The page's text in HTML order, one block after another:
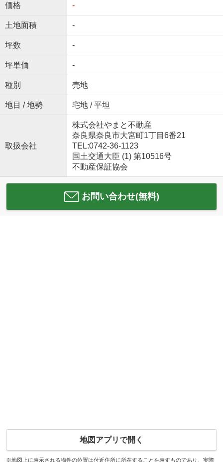
価格 -
土地面積 -
坪数 -
坪単価 -
種別 売地
地目 / 地勢 宅地 / 平坦
取扱会社
株式会社やまと不動産
奈良県奈良市大宮町1丁目6番21
TEL:0742-36-1123
国土交通大臣 (1) 第10516号
不動産保証協会
お問い合わせ(無料)
地図アプリで開く
※地図上に表示される物件の位置は付近住所に所在することを表すものであり、実際